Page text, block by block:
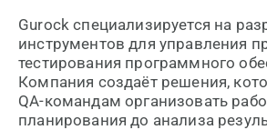
Gurock специализируется на
инструментов для управления
тестирования программного
Компания создаёт решения,
QA-командам организовать
планирования до анализа